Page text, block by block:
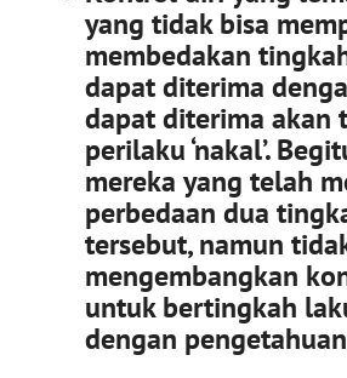
yang tidak bisa
membedakan
dapat diterima
dapat diterima akan
perilaku ‘nakal’.
mereka yang telah
perbedaan dua
tersebut, namun
mengembangkan
untuk bertingkah
dengan